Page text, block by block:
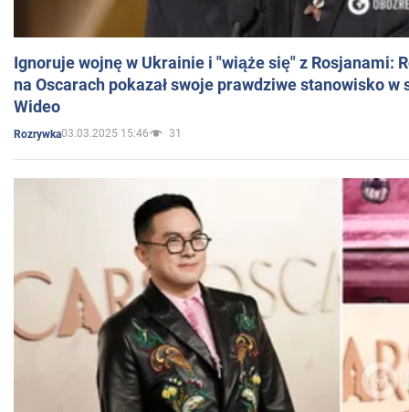
Ignoruje wojnę w Ukrainie i "wiąże się" z Rosjanami:
na Oscarach pokazał swoje prawdziwe stanowisko w
Wideo
Rozrywka03.03.2025 15:46 31